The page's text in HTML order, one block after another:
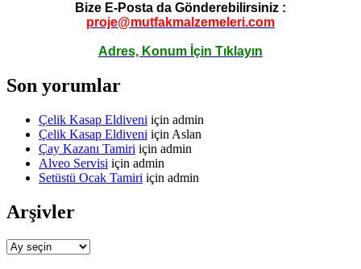
Bize E-Posta da Gönderebilirsiniz :
proje@mutfakmalzemeleri.com
Adres, Konum İçin Tıklayın
Son yorumlar
Çelik Kasap Eldiveni için admin
Çelik Kasap Eldiveni için Aslan
Çay Kazanı Tamiri için admin
Alveo Servisi için admin
Setüstü Ocak Tamiri için admin
Arşivler
Arşivler